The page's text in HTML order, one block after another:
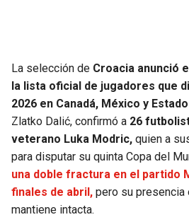
RAMS
49ERS
SEAHAWKS
ROCKETS
GRIZZLIES
PELICANS
La selección de Croacia anunció
la lista oficial de jugadores que
2026 en Canadá, México y
Zlatko Dalić, confirmó a 26
veterano Luka Modric, quien a
para disputar su quinta Copa del
una doble fractura en el partido
finales de abril, pero su presencia
mantiene intacta.